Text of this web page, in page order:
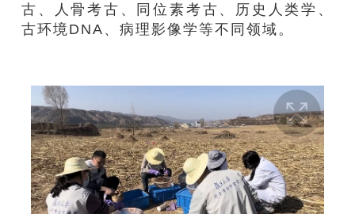
古、人骨考古、同位素考古、历史人类学、
古环境DNA、病理影像学等不同领域。